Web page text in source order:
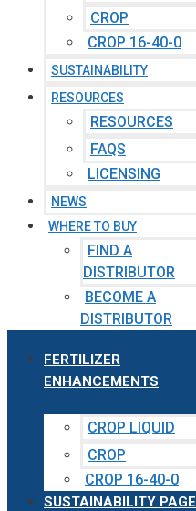
CROP
CROP 16-40-0
SUSTAINABILITY
RESOURCES
RESOURCES
FAQS
LICENSING
NEWS
WHERE TO BUY
FIND A
DISTRIBUTOR
BECOME A
DISTRIBUTOR
FERTILIZER
ENHANCEMENTS
CROP LIQUID
CROP
CROP 16-40-0
SUSTAINABILITY PAGE